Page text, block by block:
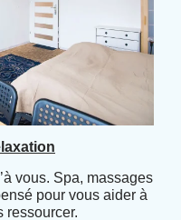
vous. Spa, massages
pour vous aider à
ressourcer.